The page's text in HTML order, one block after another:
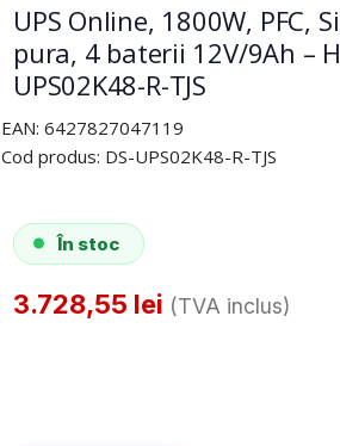
UPS Online, 1800W, PFC,
pura, 4 baterii 12V/9Ah –
UPS02K48-R-TJS
EAN: 6427827047119
Cod produs: DS-UPS02K48-R-TJS
În stoc
3.728,55 lei (TVA inclus)